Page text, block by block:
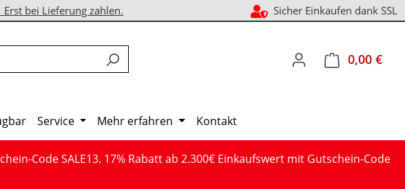
Erst bei Lieferung zahlen. Sicher Einkaufen dank SSL
0,00 €
Service Mehr erfahren Kontakt
Code SALE13. 17% Rabatt ab 2.300€ Einkaufswert mit Gutschein-Code